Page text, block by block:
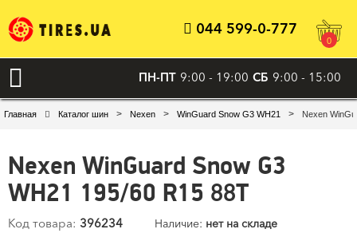
044 599-0-777
0
ПН-ПТ 9:00 - 19:00 СБ 9:00 - 15:00
Главная Каталог шин > Nexen > WinGuard Snow G3 WH21 > Nexen
Nexen WinGuard Snow G3
WH21 195/60 R15 88T
Код товара: 396234 Наличие: нет на складе